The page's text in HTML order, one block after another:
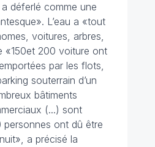
déferlé comme une
L’eau a «tout
voitures, arbres,
«150et 200 voiture ont
par les flots,
souterrain d’un
bâtiments
(...) sont
personnes ont dû être
a précisé la